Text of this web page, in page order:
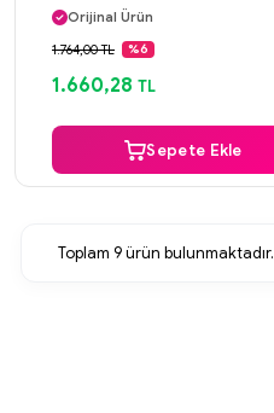
Orijinal Ürün
Güvenli Ödeme
1.764,00 TL %6
1.660,28 TL
Sepete Ekle
Toplam 9ürün bulunmaktadır.